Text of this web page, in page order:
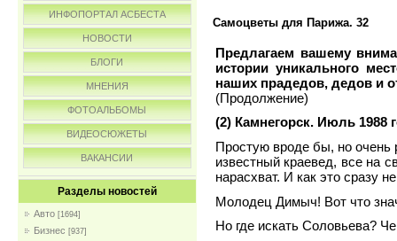
ИНФОПОРТАЛ АСБЕСТА
НОВОСТИ
БЛОГИ
МНЕНИЯ
ФОТОАЛЬБОМЫ
ВИДЕОСЮЖЕТЫ
ВАКАНСИИ
Разделы новостей
Авто [1694]
Бизнес [937]
Самоцветы для Парижа. 32
Предлагаем вашему
истории уникального
наших прадедов, дедов и
(Продолжение)
(2) Камнегорск. Июль 1988
Простую вроде бы, но
известный краевед, все на
нарасхват. И как это сразу
Молодец Димыч! Вот что
Но где искать Соловьева?